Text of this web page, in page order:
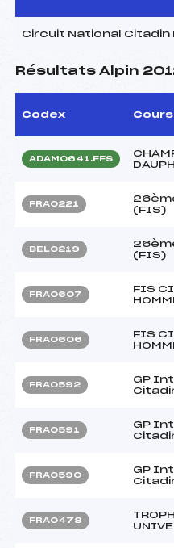
Circuit National Citadin
Résultats Alpin
Codex
ADAM0641.FFS
FRA0221
(FIS)
BEL0219
(FIS)
FRA0607
FIS
FRA0606
FIS
FRA0592
GP
FRA0591
GP
FRA0590
GP
FRA0478